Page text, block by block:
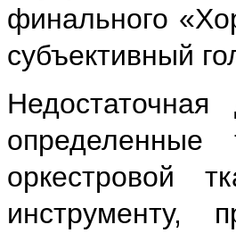
финального
субъективный
определенные
оркестровой
инструменту,